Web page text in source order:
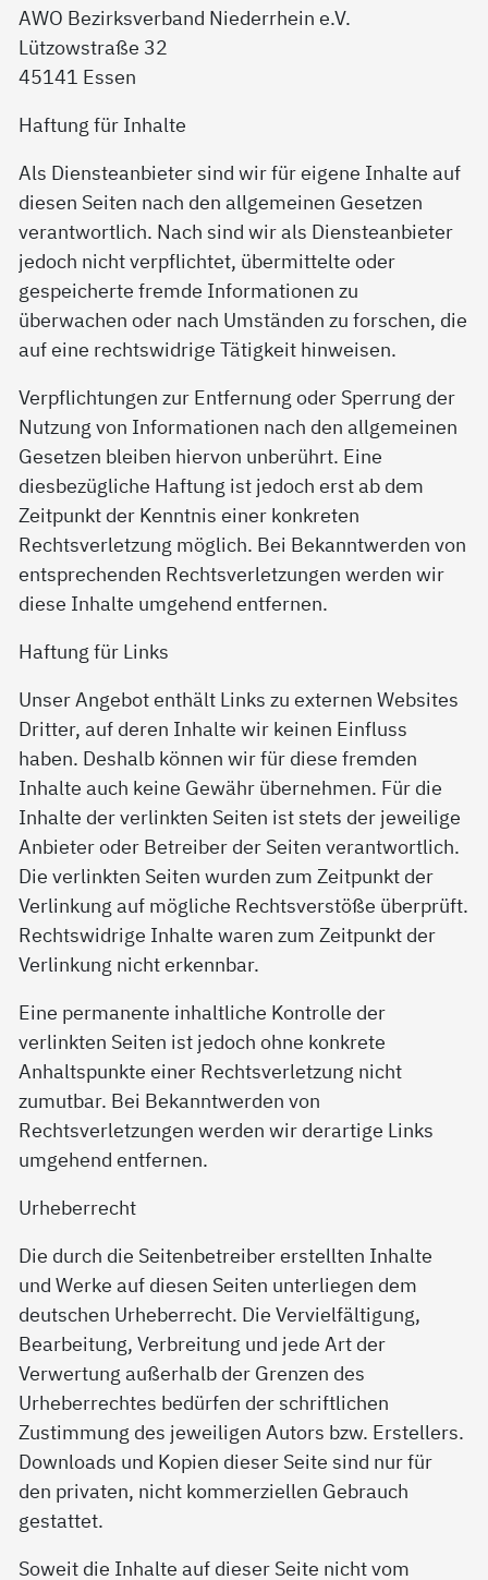
AWO Bezirksverband Niederrhein e.V.
Lützowstraße 32
45141 Essen
Haftung für Inhalte
Als Diensteanbieter sind wir für eigene Inhalte auf
diesen Seiten nach den allgemeinen Gesetzen
verantwortlich. Nach sind wir als Diensteanbieter
jedoch nicht verpflichtet, übermittelte oder
gespeicherte fremde Informationen zu
überwachen oder nach Umständen zu forschen, die
auf eine rechtswidrige Tätigkeit hinweisen.
Verpflichtungen zur Entfernung oder Sperrung der
Nutzung von Informationen nach den allgemeinen
Gesetzen bleiben hiervon unberührt. Eine
diesbezügliche Haftung ist jedoch erst ab dem
Zeitpunkt der Kenntnis einer konkreten
Rechtsverletzung möglich. Bei Bekanntwerden von
entsprechenden Rechtsverletzungen werden wir
diese Inhalte umgehend entfernen.
Haftung für Links
Unser Angebot enthält Links zu externen Websites
Dritter, auf deren Inhalte wir keinen Einfluss
haben. Deshalb können wir für diese fremden
Inhalte auch keine Gewähr übernehmen. Für die
Inhalte der verlinkten Seiten ist stets der jeweilige
Anbieter oder Betreiber der Seiten verantwortlich.
Die verlinkten Seiten wurden zum Zeitpunkt der
Verlinkung auf mögliche Rechtsverstöße überprüft.
Rechtswidrige Inhalte waren zum Zeitpunkt der
Verlinkung nicht erkennbar.
Eine permanente inhaltliche Kontrolle der
verlinkten Seiten ist jedoch ohne konkrete
Anhaltspunkte einer Rechtsverletzung nicht
zumutbar. Bei Bekanntwerden von
Rechtsverletzungen werden wir derartige Links
umgehend entfernen.
Urheberrecht
Die durch die Seitenbetreiber erstellten Inhalte
und Werke auf diesen Seiten unterliegen dem
deutschen Urheberrecht. Die Vervielfältigung,
Bearbeitung, Verbreitung und jede Art der
Verwertung außerhalb der Grenzen des
Urheberrechtes bedürfen der schriftlichen
Zustimmung des jeweiligen Autors bzw. Erstellers.
Downloads und Kopien dieser Seite sind nur für
den privaten, nicht kommerziellen Gebrauch
gestattet.
Soweit die Inhalte auf dieser Seite nicht vom